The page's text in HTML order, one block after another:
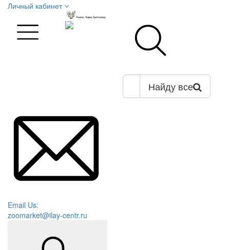
Личный кабинет
Найду все
Email Us:
zoomarket@ilay-centr.ru